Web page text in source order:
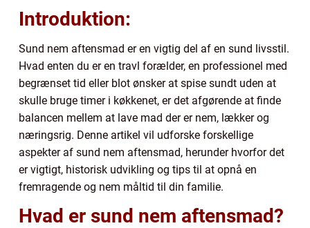
Introduktion:
Sund nem aftensmad er en vigtig del af en sund livsstil.
Hvad enten du er en travl forælder, en professionel med
begrænset tid eller blot ønsker at spise sundt uden at
skulle bruge timer i køkkenet, er det afgørende at finde
balancen mellem at lave mad der er nem, lækker og
næringsrig. Denne artikel vil udforske forskellige
aspekter af sund nem aftensmad, herunder hvorfor det
er vigtigt, historisk udvikling og tips til at opnå en
fremragende og nem måltid til din familie.
Hvad er sund nem aftensmad?